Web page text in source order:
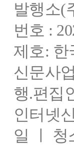
발행소(
번호 :
제호: 한
신문사
행.편집
인터넷
일 ㅣ